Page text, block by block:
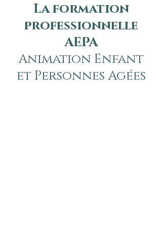
La formation
professionnelle
AEPA
Animation Enfant
et Personnes Agées